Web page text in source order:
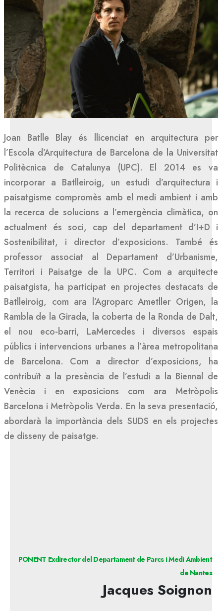
Joan Batlle Blay és llicenciat en arquitectura per
l’Escola d’Arquitectura de Barcelona de la Universitat
Politècnica de Catalunya (UPC). El 2014 es va
incorporar a Batlleiroig, un estudi d’arquitectura i
paisatgisme compromès amb el medi ambient i amb
la recerca de solucions a l’emergència climàtica, on
actualment és soci, cap del departament d’I+D i
Sostenibilitat, i director d’exposicions. També és
professor associat al Departament d’Urbanisme,
Territori i Paisatge de la UPC. Com a arquitecte
paisatgista, ha participat en projectes destacats de
Batlleiroig, com ara l’Agroparc Ametller Origen, la
Rambla de la Girada, la coberta de la Ronda de Dalt,
el nou eco-barri, LaMercedes i diversos espais
públics i intervencions urbanes a l’àrea metropolitana
de Barcelona. Com a director d’exposicions, ha
contribuït a la presència de l’estudi a la Biennal de
Venècia i en exposicions com ara Metròpolis
Barcelona i Metròpolis Verda. En la seva presentació,
abordarà la importància dels SUDS en els projectes
de disseny de paisatge.
PONENT Exdirector del Departament de Parcs i Medi Ambient
de Nantes
Jacques Soignon